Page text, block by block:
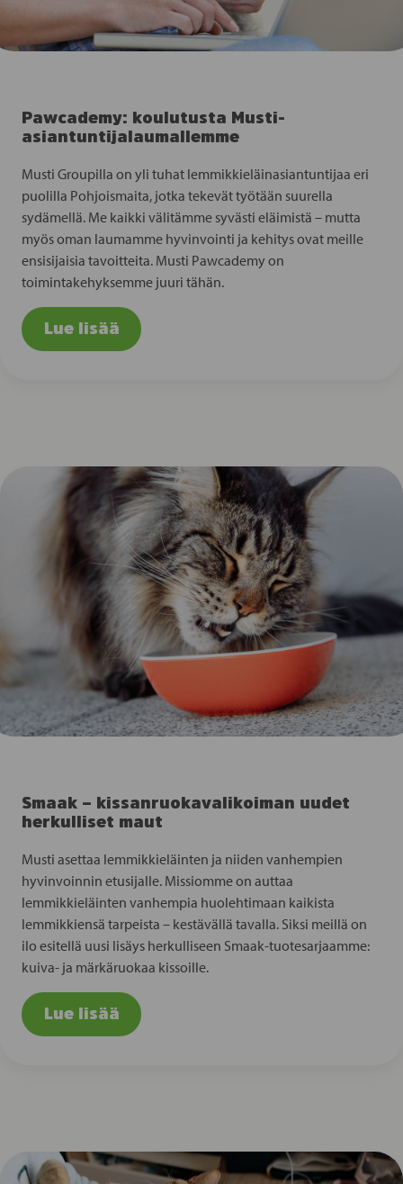
Pawcademy: koulutusta Musti-
asiantuntijalaumallemme
Musti Groupilla on yli tuhat lemmikkieläinasiantuntijaa eri
puolilla Pohjoismaita, jotka tekevät työtään suurella
sydämellä. Me kaikki välitämme syvästi eläimistä – mutta
myös oman laumamme hyvinvointi ja kehitys ovat meille
ensisijaisia tavoitteita. Musti Pawcademy on
toimintakehyksemme juuri tähän.
Lue lisää
Smaak – kissanruokavalikoiman uudet
herkulliset maut
Musti asettaa lemmikkieläinten ja niiden vanhempien
hyvinvoinnin etusijalle. Missiomme on auttaa
lemmikkieläinten vanhempia huolehtimaan kaikista
lemmikkiensä tarpeista – kestävällä tavalla. Siksi meillä on
ilo esitellä uusi lisäys herkulliseen Smaak-tuotesarjaamme:
kuiva- ja märkäruokaa kissoille.
Lue lisää